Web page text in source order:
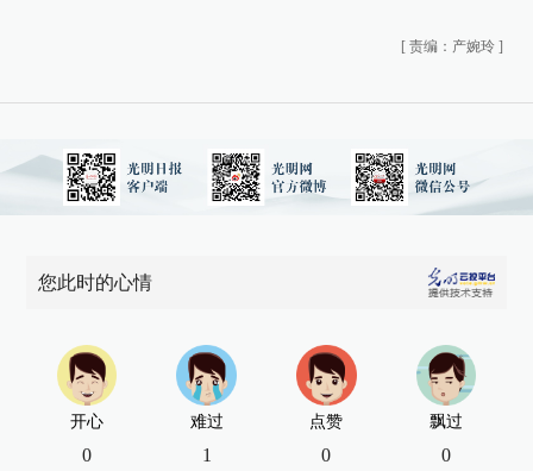
[ 责编：产婉玲 ]
您此时的心情
开心
0
难过
1
点赞
0
飘过
0